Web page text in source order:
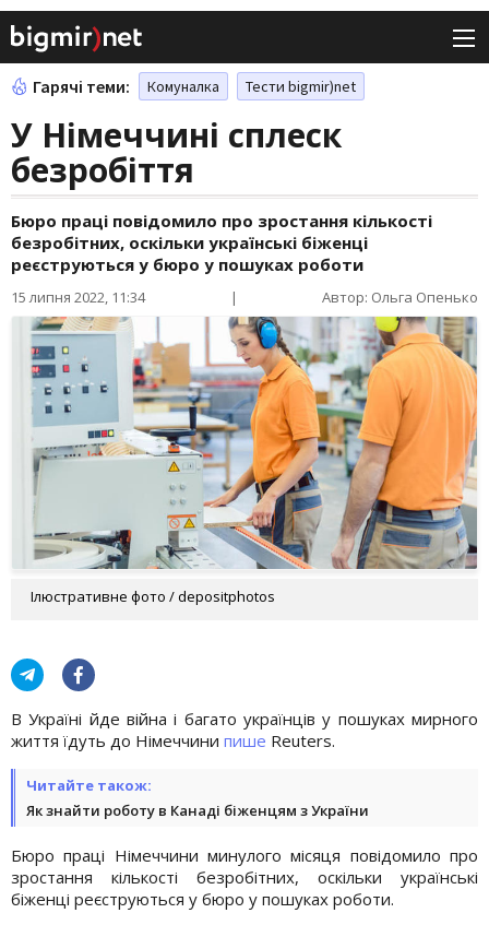
Гарячі теми: Комуналка Тести bigmir)net
У Німеччині сплеск
безробіття
Бюро праці повідомило про зростання кількості
безробітних, оскільки українські біженці
реєструються у бюро у пошуках роботи
15 липня 2022, 11:34 | Автор: Ольга Опенько
Ілюстративне фото / depositphotos
В Україні йде війна і багато українців у пошуках мирного
життя їдуть до Німеччини пише Reuters.
Читайте також:
Як знайти роботу в Канаді біженцям з України
Бюро праці Німеччини минулого місяця повідомило про
зростання кількості безробітних, оскільки українські
біженці реєструються у бюро у пошуках роботи.